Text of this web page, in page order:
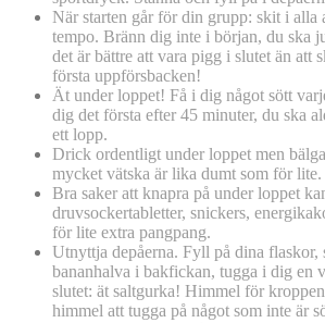
När starten går för din grupp: skit i alla
tempo. Bränn dig inte i början, du ska
det är bättre att vara pigg i slutet än att
första uppförsbacken!
Ät under loppet! Få i dig något sött
dig det första efter 45 minuter, du ska
ett lopp.
Drick ordentligt under loppet men
mycket vätska är lika dumt som för lite.
Bra saker att knapra på under loppet
druvsockertabletter, snickers,
för lite extra pangpang.
Utnyttja depåerna. Fyll på dina flaskor,
bananhalva i bakfickan, tugga i dig en
slutet: ät saltgurka! Himmel för
himmel att tugga på något som inte är